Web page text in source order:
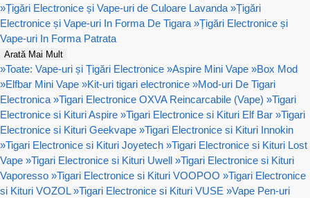
»Țigări Electronice și Vape-uri de Culoare Lavanda »Țigări
Electronice și Vape-uri In Forma De Tigara »Țigări Electronice și
Vape-uri In Forma Patrata
Arată Mai Mult
»Toate: Vape-uri și Țigări Electronice »Aspire Mini Vape »Box Mod
»Elfbar Mini Vape »Kit-uri tigari electronice »Mod-uri De Tigari
Electronica »Tigari Electronice OXVA Reincarcabile (Vape) »Tigari
Electronice si Kituri Aspire »Tigari Electronice si Kituri Elf Bar »Tigari
Electronice si Kituri Geekvape »Tigari Electronice si Kituri Innokin
»Tigari Electronice si Kituri Joyetech »Tigari Electronice si Kituri Lost
Vape »Tigari Electronice si Kituri Uwell »Tigari Electronice si Kituri
Vaporesso »Tigari Electronice si Kituri VOOPOO »Tigari Electronice
si Kituri VOZOL »Tigari Electronice si Kituri VUSE »Vape Pen-uri